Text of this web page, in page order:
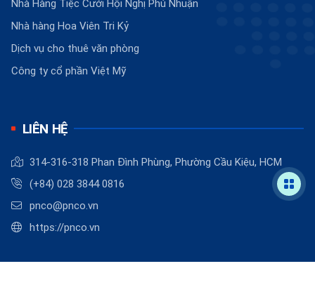
Nhà Hàng Tiệc Cưới Hội Nghị Phú Nhuận
Nhà hàng Hoa Viên Tri Kỷ
Dịch vụ cho thuê văn phòng
Công ty cổ phần Việt Mỹ
LIÊN HỆ
314-316-318 Phan Đình Phùng, Phường Cầu Kiệu, HCM
(+84) 028 3844 0816
pnco@pnco.vn
https://pnco.vn